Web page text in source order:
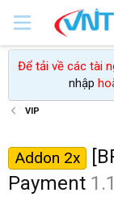
Để tải về các tài
nhập
VIP
Addon 2x
Payment